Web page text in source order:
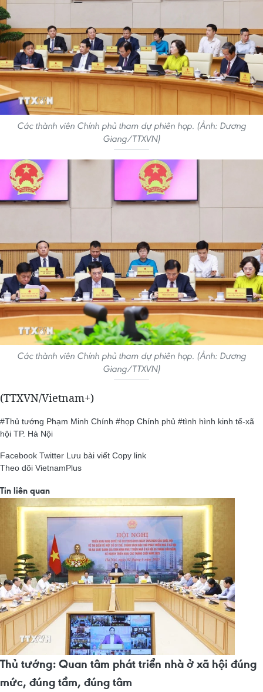
Các thành viên Chính phủ tham dự phiên họp. (Ảnh: Dương
Giang/TTXVN)
Các thành viên Chính phủ tham dự phiên họp. (Ảnh: Dương
Giang/TTXVN)
(TTXVN/Vietnam+)
#Thủ tướng Phạm Minh Chính #họp Chính phủ #tình hình kinh tế-xã
hội TP. Hà Nội
Facebook Twitter Lưu bài viết Copy link
Theo dõi VietnamPlus
Tin liên quan
Thủ tướng: Quan tâm phát triển nhà ở xã hội đúng
mức, đúng tầm, đúng tâm